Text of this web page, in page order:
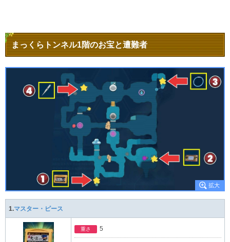
まっくらトンネル1階のお宝と遭難者
1.マスター・ピース
重さ 5